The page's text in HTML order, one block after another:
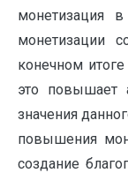
монетизация
монетизации
конечном
это повышает
значения
повышения
создание